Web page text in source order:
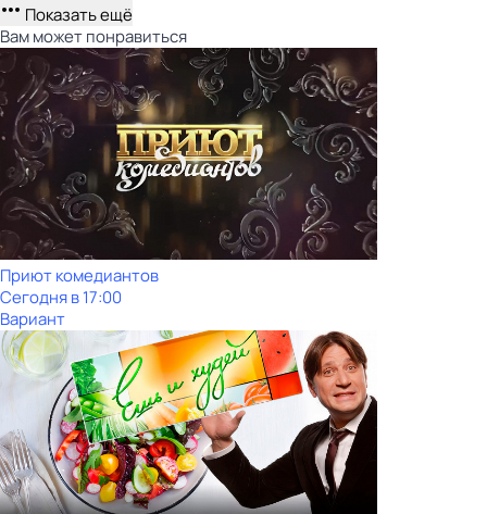
Показать ещё
Вам может понравиться
Приют комедиантов
Сегодня в 17:00
Вариант